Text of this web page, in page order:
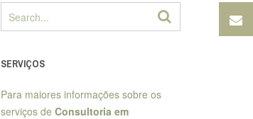
SERVIÇOS
Para maiores informações sobre os
serviços de Consultoria em